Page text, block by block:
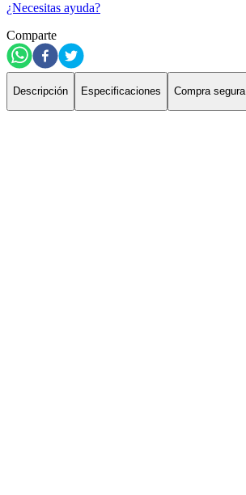
¿Necesitas ayuda?
Comparte
Descripción Especificaciones Compra segura